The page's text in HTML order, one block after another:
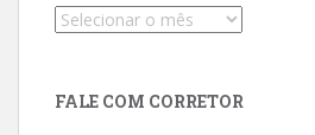
Pesquise
FALE COM CORRETOR